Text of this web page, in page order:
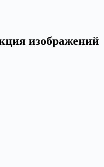
изображений